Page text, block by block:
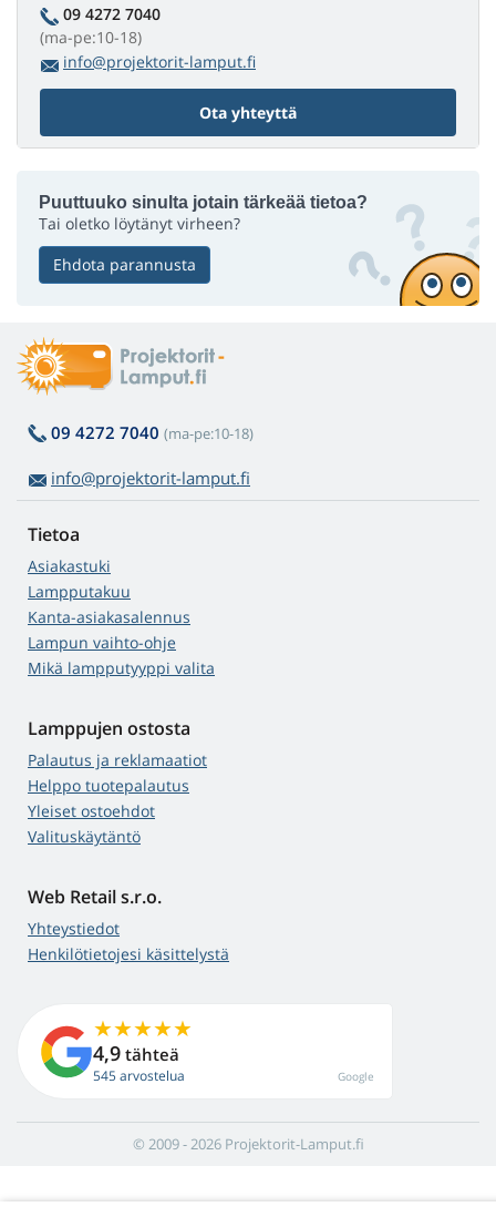
09 4272 7040
(ma-pe:10-18)
info@projektorit-lamput.fi
Ota yhteyttä
Puuttuuko sinulta jotain tärkeää tietoa?
Tai oletko löytänyt virheen?
Ehdota parannusta
09 4272 7040 (ma-pe:10-18)
info@projektorit-lamput.fi
Tietoa
Asiakastuki
Lampputakuu
Kanta-asiakasalennus
Lampun vaihto-ohje
Mikä lampputyyppi valita
Lamppujen ostosta
Palautus ja reklamaatiot
Helppo tuotepalautus
Yleiset ostoehdot
Valituskäytäntö
Web Retail s.r.o.
Yhteystiedot
Henkilötietojesi käsittelystä
4,9 tähteä
545 arvostelua Google
© 2009 - 2026 Projektorit-Lamput.fi